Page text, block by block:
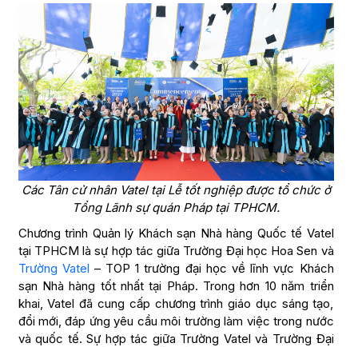
Các Tân cử nhân Vatel tại Lễ tốt nghiệp được tổ chức ở
Tổng Lãnh sự quán Pháp tại TPHCM.
Chương trình Quản lý Khách sạn Nhà hàng Quốc tế Vatel
tại TPHCM là sự hợp tác giữa Trường Đại học Hoa Sen và
Trường Vatel – TOP 1 trường đại học về lĩnh vực Khách
sạn Nhà hàng tốt nhất tại Pháp. Trong hơn 10 năm triển
khai, Vatel đã cung cấp chương trình giáo dục sáng tạo,
đổi mới, đáp ứng yêu cầu môi trường làm việc trong nước
và quốc tế. Sự hợp tác giữa Trường Vatel và Trường Đại